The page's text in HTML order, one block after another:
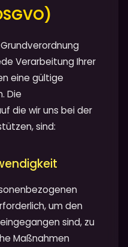
Verarbeitung Ihrer
eine gültige
Die
die wir uns bei der
sind:
um den
sind, zu
Maßnahmen